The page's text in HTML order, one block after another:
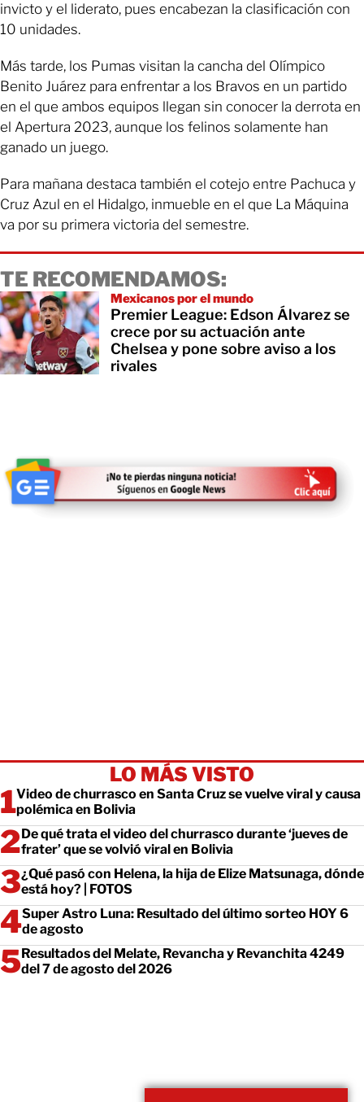
invicto y el liderato, pues encabezan la clasificación con
10 unidades.
Más tarde, los Pumas visitan la cancha del Olímpico
Benito Juárez para enfrentar a los Bravos en un partido
en el que ambos equipos llegan sin conocer la derrota en
el Apertura 2023, aunque los felinos solamente han
ganado un juego.
Para mañana destaca también el cotejo entre Pachuca y
Cruz Azul en el Hidalgo, inmueble en el que La Máquina
va por su primera victoria del semestre.
TE RECOMENDAMOS:
Mexicanos por el mundo
Premier League: Edson Álvarez se
crece por su actuación ante
Chelsea y pone sobre aviso a los
rivales
LO MÁS VISTO
Video de churrasco en Santa Cruz se vuelve viral y causa
polémica en Bolivia
De qué trata el video del churrasco durante ‘jueves de
frater’ que se volvió viral en Bolivia
¿Qué pasó con Helena, la hija de Elize Matsunaga, dónde
está hoy? | FOTOS
Super Astro Luna: Resultado del último sorteo HOY 6
de agosto
Resultados del Melate, Revancha y Revanchita 4249
del 7 de agosto del 2026